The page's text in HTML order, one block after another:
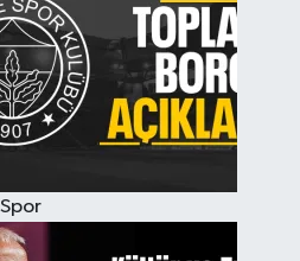
Spor